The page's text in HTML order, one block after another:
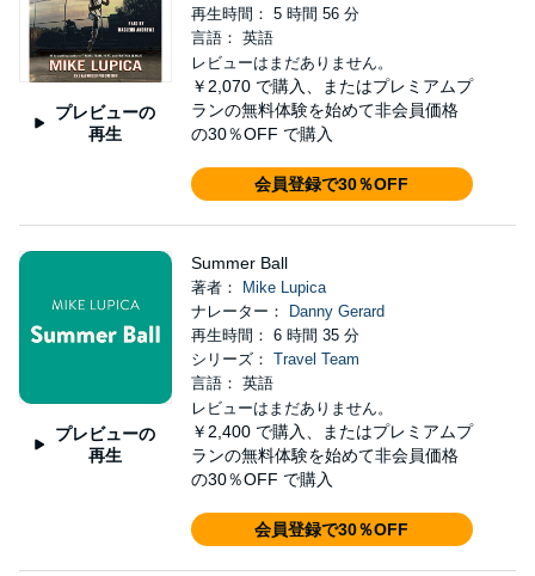
プレビューの
再生
再生時間： 5 時間 56 分
言語： 英語
レビューはまだありません。
￥2,070 で購入、またはプレミアムプ
ランの無料体験を始めて非会員価格
の30％OFF で購入
会員登録で30％OFF
プレビューの
再生
Summer Ball
著者：
Mike Lupica
ナレーター：
Danny Gerard
再生時間： 6 時間 35 分
シリーズ： Travel Team
言語： 英語
レビューはまだありません。
￥2,400 で購入、またはプレミアムプ
ランの無料体験を始めて非会員価格
の30％OFF で購入
会員登録で30％OFF